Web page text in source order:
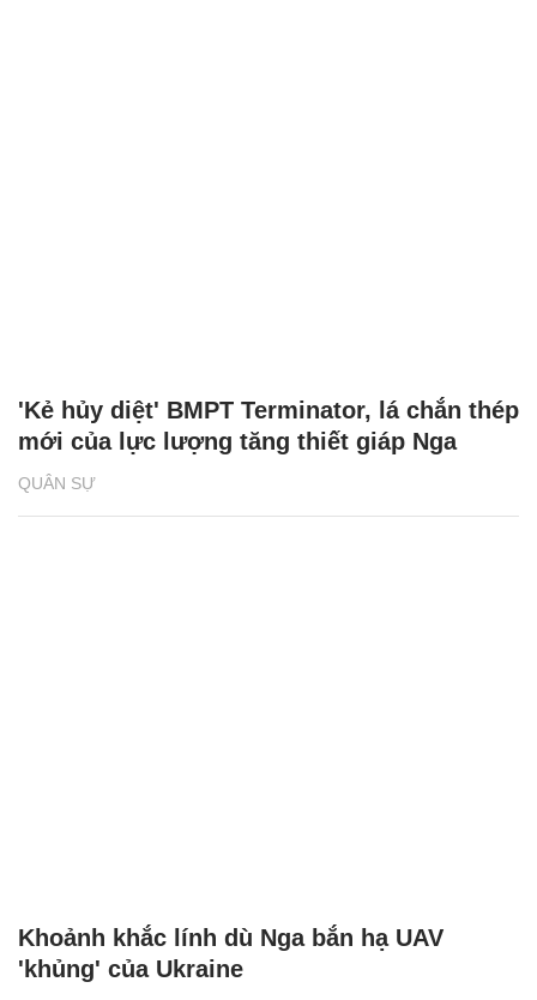
QUÂN SỰ
'Kẻ hủy diệt' BMPT Terminator, lá chắn thép
mới của lực lượng tăng thiết giáp Nga
Khoảnh khắc lính dù Nga bắn hạ UAV
'khủng' của Ukraine